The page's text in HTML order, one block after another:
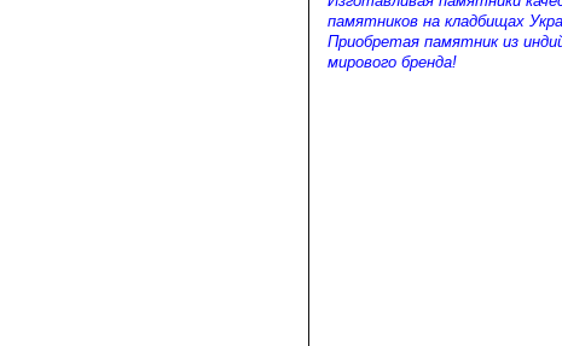
памятников на кладбищах
Приобретая памятник из
мирового бренда!